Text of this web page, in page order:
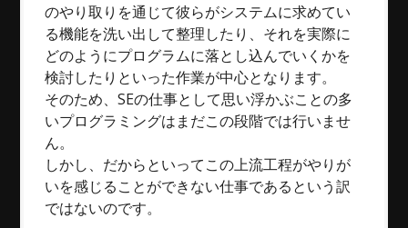
のやり取りを通じて彼らがシステムに求めてい
る機能を洗い出して整理したり、それを実際に
どのようにプログラムに落とし込んでいくかを
検討したりといった作業が中心となります。
そのため、SEの仕事として思い浮かぶことの多
いプログラミングはまだこの段階では行いませ
ん。
しかし、だからといってこの上流工程がやりが
いを感じることができない仕事であるという訳
ではないのです。